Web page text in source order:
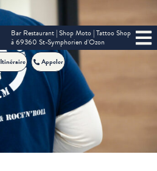
Bar Restaurant | Shop Moto | Tattoo Shop
à 69360 St-Symphorien d'Ozon
Itinéraire Appeler